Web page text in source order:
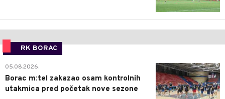
RK BORAC
0
05.08.2026.
Borac m:tel zakazao osam kontrolnih
utakmica pred početak nove sezone